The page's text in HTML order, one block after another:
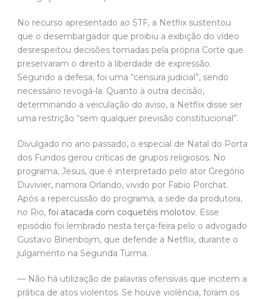
No recurso apresentado ao STF, a Netflix sustentou
que o desembargador que proibiu a exibição do vídeo
desrespeitou decisões tomadas pela própria Corte que
preservaram o direito à liberdade de expressão.
Segundo a defesa, foi uma “censura judicial”, sendo
necessário revogá-la. Quanto à outra decisão,
determinando a veiculação do aviso, a Netflix disse ser
uma restrição “sem qualquer previsão constitucional”.
Divulgado no ano passado, o especial de Natal do Porta
dos Fundos gerou críticas de grupos religiosos. No
programa, Jesus, que é interpretado pelo ator Gregório
Duvivier, namora Orlando, vivido por Fabio Porchat.
Após a repercussão do programa, a sede da produtora,
no Rio, foi atacada com coquetéis molotov. Esse
episódio foi lembrado nesta terça-feira pelo o advogado
Gustavo Binenbojm, que defende a Netflix, durante o
julgamento na Segunda Turma.
— Não há utilização de palavras ofensivas que incitem a
prática de atos violentos. Se houve violência, foram os